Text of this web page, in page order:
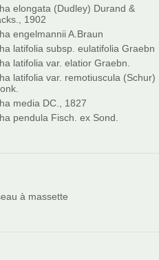
elongata (Dudley) Durand &
1902
engelmannii A.Braun
latifolia subsp. eulatifolia Graebn
latifolia var. elatior Graebn.
latifolia var. remotiuscula (Schur)
media DC., 1827
pendula Fisch. ex Sond.
à massette